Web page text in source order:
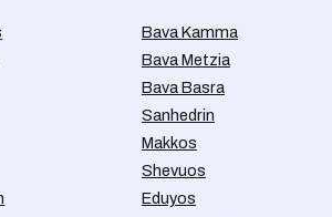
Bava Kamma
Bava Metzia
Bava Basra
Sanhedrin
Makkos
Shevuos
Eduyos